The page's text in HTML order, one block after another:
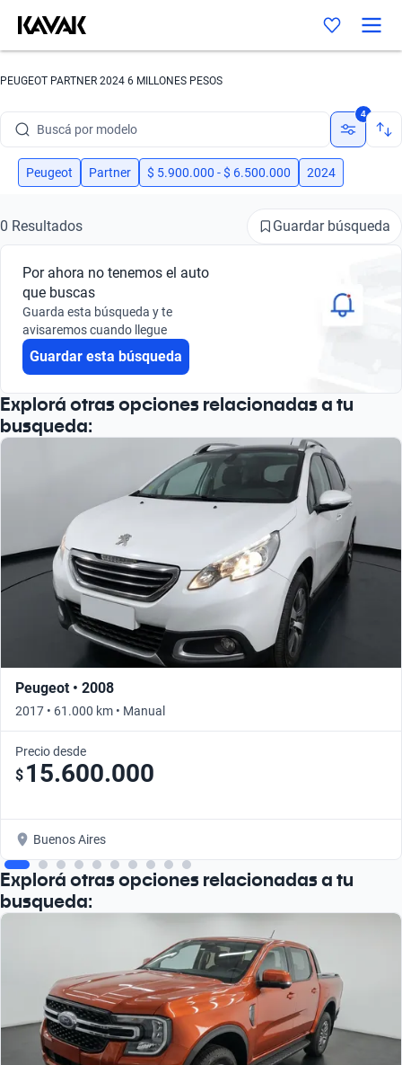
PEUGEOT PARTNER 2024 6 MILLONES PESOS
Buscá por modelo
Buscá por versión
Buscá por marca
Buscá por modelo
Buscá por versión
4
Peugeot Partner $ 5.900.000 - $ 6.500.000 2024
0 Resultados Guardar búsqueda
Por ahora no tenemos el auto
que buscas
Guarda esta búsqueda y te
avisaremos cuando llegue
Guardar esta búsqueda
Explorá otras opciones relacionadas a tu
busqueda:
Peugeot • 2008
2017 • 61.000 km • Manual
Precio desde
$ 15.600.000
Buenos Aires
Explorá otras opciones relacionadas a tu
busqueda: